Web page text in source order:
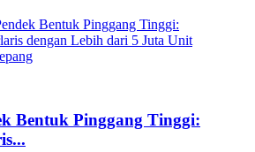
Bentuk Pinggang Tinggi: